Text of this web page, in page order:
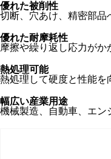
優れた被削性
切断、穴あけ、精密部品
優れた耐摩耗性
摩擦や繰り返し応力がか
熱処理可能
熱処理して硬度と性能を
幅広い産業用途
機械製造、自動車、エン